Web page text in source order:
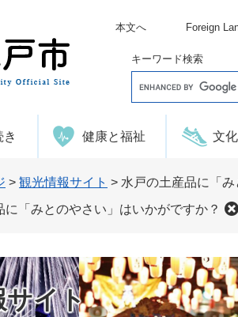
本文へ Foreign
キーワード検索
o
e
タ
ム
検
索
健康と福祉 文
> 観光情報サイト > 水戸の土産品に「
に「みとのやさい」はいかがですか？
サイト